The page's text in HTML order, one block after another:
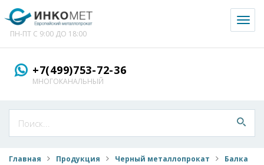
ПН-ПТ С 9:00 ДО 18:00
+7(499)753-72-36
МНОГОКАНАЛЬНЫЙ
Главная Продукция Черный металлопрокат
Балка